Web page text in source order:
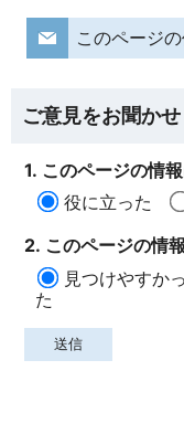
このページ
ご意見をお聞かせ
1. このページの情
役に立った
2. このページの情
見つけやすか
た